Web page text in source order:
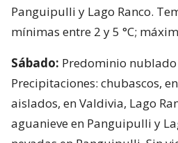
Panguipulli y Lago Ranco.
mínimas entre 2 y 5 °C;
Sábado: Predominio
Precipitaciones: chubascos,
aislados, en Valdivia, Lago
aguanieve en Panguipulli y